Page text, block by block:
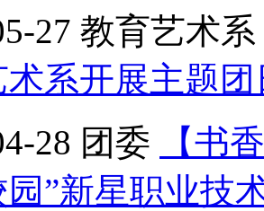
27 教育艺术系
系开展主题
28 团委
【书
”新星职业技